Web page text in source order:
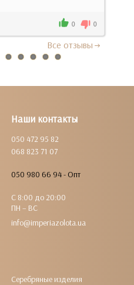
0 0
Все отзывы
Наши контакты
050 472 95 82
068 823 71 07
050 980 66 94 - Опт
С 8:00 до 20:00
ПН – ВС
info@imperiazolota.ua
Серебряные изделия